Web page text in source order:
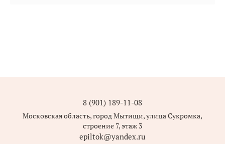
8 (901) 189-11-08
Московская область, город Мытищи, улица Сукромка,
строение 7, этаж 3
epiltok@yandex.ru